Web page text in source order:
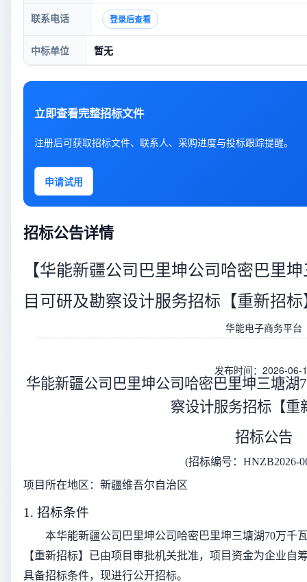
联系电话 登录后查看
中标单位 暂无
立即查看完整招标文件
注册后可获取招标文件、联系人、采购进度与投标跟踪提醒。
申请试用
招标公告详情
【华能新疆公司巴里坤公司哈密巴里
目可研及勘察设计服务招标【重新招
华能电子商务平台
发布时间：2026-06-
华能新疆公司巴里坤公司哈密巴里坤三塘湖
察设计服务招标【重
招标公告
(招标编号： HNZB2026-
项目所在地区： 新疆维吾尔自治区
1. 招标条件
本华能新疆公司巴里坤公司哈密巴里坤三塘湖70万千
【重新招标】
已由项目审批机关批准，项目资金为企业自
具备招标条件，现进行公开招标。